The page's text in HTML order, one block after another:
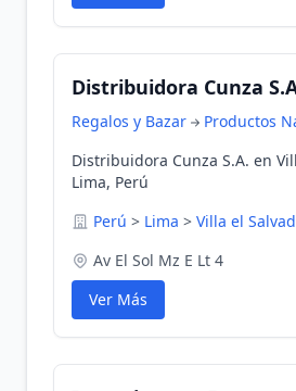
Distribuidora Cunza
Regalos y Bazar
Productos
Distribuidora Cunza S.A. en
Lima, Perú
Perú > Lima > Villa el
Av El Sol Mz E Lt 4
Ver Más